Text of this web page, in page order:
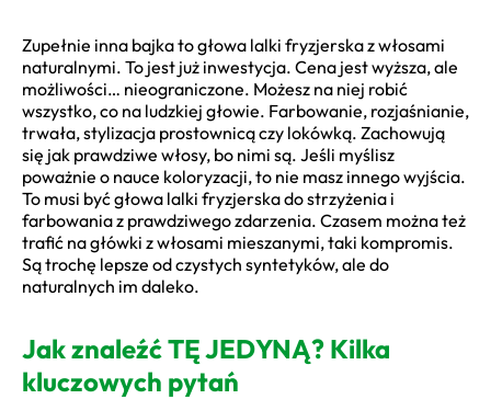
Zupełnie inna bajka to głowa lalki fryzjerska z włosami
naturalnymi. To jest już inwestycja. Cena jest wyższa, ale
możliwości… nieograniczone. Możesz na niej robić
wszystko, co na ludzkiej głowie. Farbowanie, rozjaśnianie,
trwała, stylizacja prostownicą czy lokówką. Zachowują
się jak prawdziwe włosy, bo nimi są. Jeśli myślisz
poważnie o nauce koloryzacji, to nie masz innego wyjścia.
To musi być głowa lalki fryzjerska do strzyżenia i
farbowania z prawdziwego zdarzenia. Czasem można też
trafić na główki z włosami mieszanymi, taki kompromis.
Są trochę lepsze od czystych syntetyków, ale do
naturalnych im daleko.
Jak znaleźć TĘ JEDYNĄ? Kilka
kluczowych pytań